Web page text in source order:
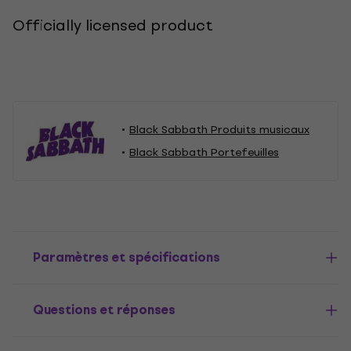
Officially licensed product
Black Sabbath Produits musicaux
Black Sabbath Portefeuilles
Paramètres et spécifications
Questions et réponses